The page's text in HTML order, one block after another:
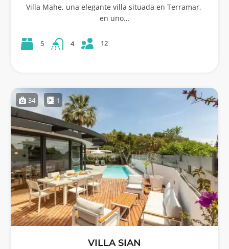
Villa Mahe, una elegante villa situada en Terramar,
en uno…
5 4 12
34 1
VILLA SIAN